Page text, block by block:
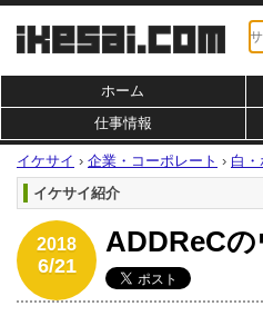
ホーム
仕事情報
イケサイ › 企業・コーポレート › 白・
イケサイ紹介
2018
6/21
ADDReC